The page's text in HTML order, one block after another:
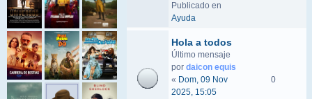
Publicado en
Ayuda
Hola a todos
Último mensaje
por daicon equis
« Dom, 09 Nov
2025, 15:05
0